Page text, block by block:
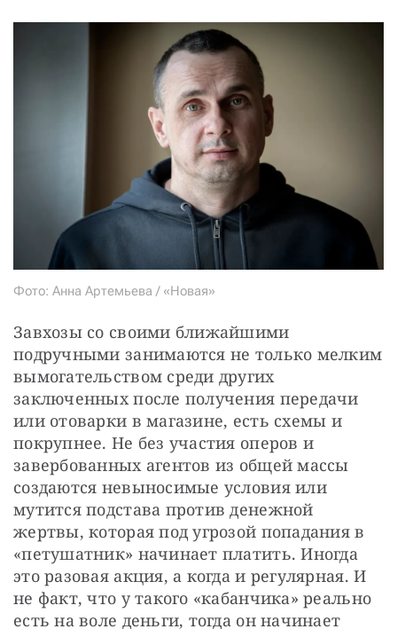
Фото: Анна Артемьева / «Новая»
Завхозы со своими ближайшими
подручными занимаются не только мелким
вымогательством среди других
заключенных после получения передачи
или отоварки в магазине, есть схемы и
покрупнее. Не без участия оперов и
завербованных агентов из общей массы
создаются невыносимые условия или
мутится подстава против денежной
жертвы, которая под угрозой попадания в
«петушатник» начинает платить. Иногда
это разовая акция, а когда и регулярная. И
не факт, что у такого «кабанчика» реально
есть на воле деньги, тогда он начинает